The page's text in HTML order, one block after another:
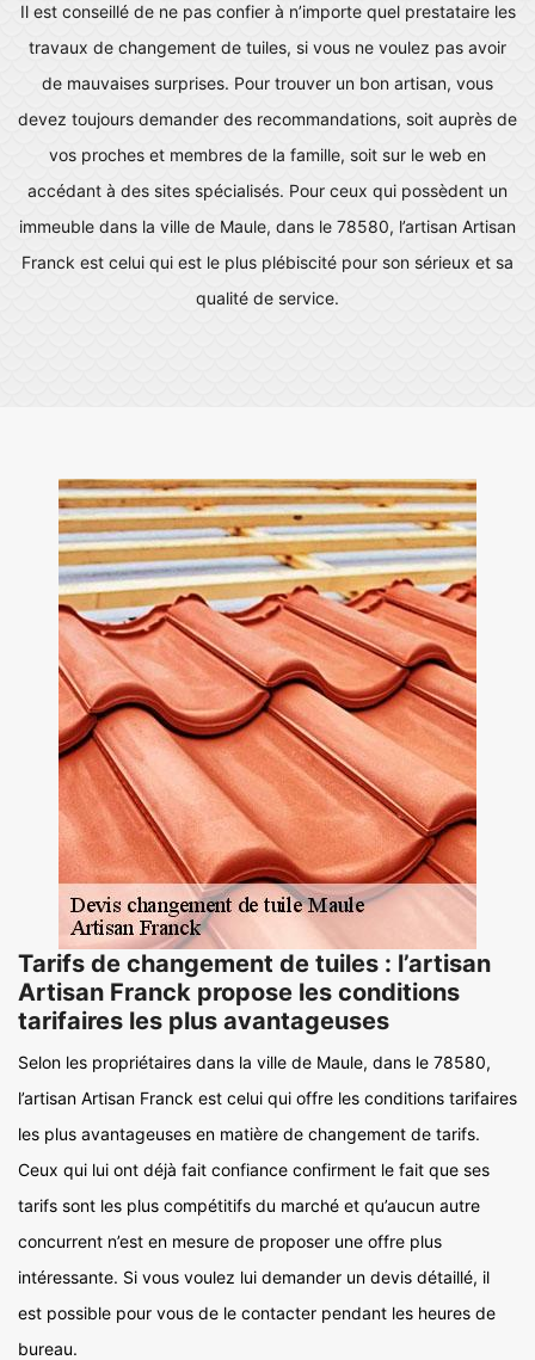
Il est conseillé de ne pas confier à n’importe quel prestataire les
travaux de changement de tuiles, si vous ne voulez pas avoir
de mauvaises surprises. Pour trouver un bon artisan, vous
devez toujours demander des recommandations, soit auprès de
vos proches et membres de la famille, soit sur le web en
accédant à des sites spécialisés. Pour ceux qui possèdent un
immeuble dans la ville de Maule, dans le 78580, l’artisan Artisan
Franck est celui qui est le plus plébiscité pour son sérieux et sa
qualité de service.
Tarifs de changement de tuiles : l’artisan
Artisan Franck propose les conditions
tarifaires les plus avantageuses
Selon les propriétaires dans la ville de Maule, dans le 78580,
l’artisan Artisan Franck est celui qui offre les conditions tarifaires
les plus avantageuses en matière de changement de tarifs.
Ceux qui lui ont déjà fait confiance confirment le fait que ses
tarifs sont les plus compétitifs du marché et qu’aucun autre
concurrent n’est en mesure de proposer une offre plus
intéressante. Si vous voulez lui demander un devis détaillé, il
est possible pour vous de le contacter pendant les heures de
bureau.